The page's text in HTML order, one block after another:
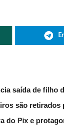
saída de filho
são retirados
do Pix e